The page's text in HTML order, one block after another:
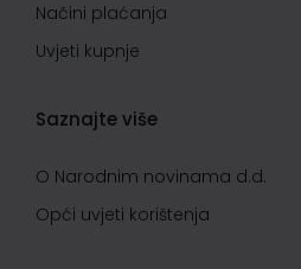
Načini plaćanja
Uvjeti kupnje
Saznajte više
O Narodnim novinama d.d.
Opći uvjeti korištenja